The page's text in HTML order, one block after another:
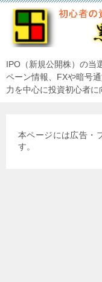
IPO（新規公開株）の当
ペーン情報、FXや暗号
力を中心に投資初心者
本ページには広告・
す。